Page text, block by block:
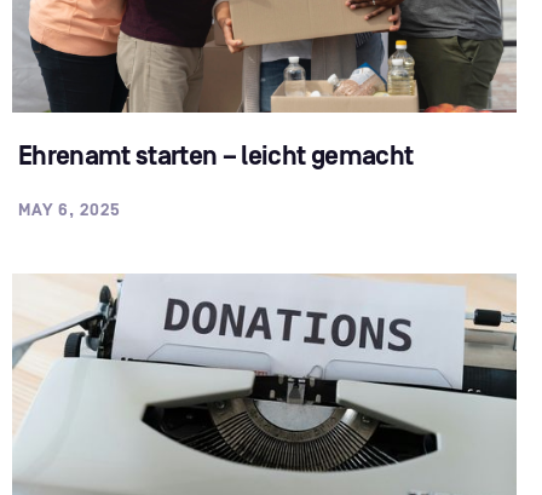
Ehrenamt starten – leicht gemacht
MAY 6, 2025